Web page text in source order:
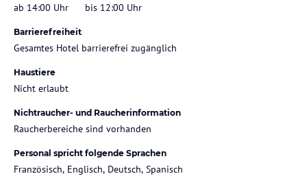
ab 14:00 Uhr bis 12:00 Uhr
Barrierefreiheit
Gesamtes Hotel barrierefrei zugänglich
Haustiere
Nicht erlaubt
Nichtraucher- und Raucherinformation
Raucherbereiche sind vorhanden
Personal spricht folgende Sprachen
Französisch, Englisch, Deutsch, Spanisch